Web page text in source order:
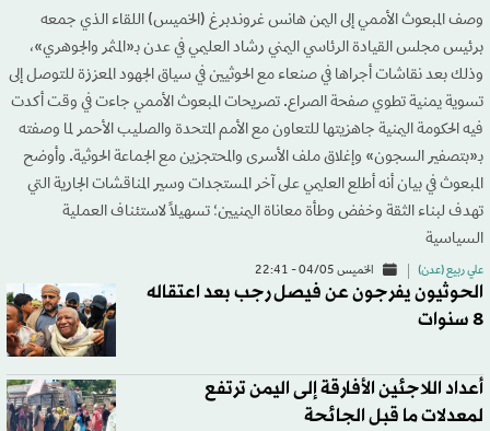
وصف المبعوث الأممي إلى اليمن هانس غروندبرغ (الخميس) اللقاء الذي جمعه
برئيس مجلس القيادة الرئاسي اليمني رشاد العليمي في عدن بـ«المثمر والجوهري»،
وذلك بعد نقاشات أجراها في صنعاء مع الحوثيين في سياق الجهود المعززة للتوصل إلى
تسوية يمنية تطوي صفحة الصراع. تصريحات المبعوث الأممي جاءت في وقت أكدت
فيه الحكومة اليمنية جاهزيتها للتعاون مع الأمم المتحدة والصليب الأحمر لما وصفته
بـ«بتصفير السجون» وإغلاق ملف الأسرى والمحتجزين مع الجماعة الحوثية. وأوضح
المبعوث في بيان أنه أطلع العليمي على آخر المستجدات وسير المناقشات الجارية التي
تهدف لبناء الثقة وخفض وطأة معاناة اليمنيين؛ تسهيلاً لاستئناف العملية
السياسية
علي ربيع (عدن) الخميس 04/05 - 22:41
الحوثيون يفرجون عن فيصل رجب بعد اعتقاله
8 سنوات
أعداد اللاجئين الأفارقة إلى اليمن ترتفع
لمعدلات ما قبل الجائحة